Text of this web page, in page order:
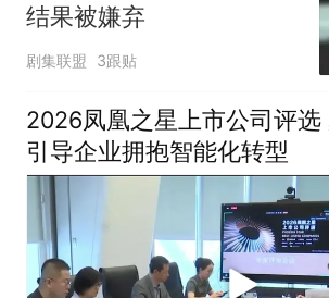
结果被嫌弃
剧集联盟 3跟贴
2026凤凰之星上市公司评选
引导企业拥抱智能化转型